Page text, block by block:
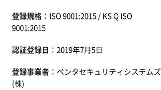
登録規格 ：ISO 9001:2015 / KS Q ISO
9001:2015
認証登録日 ：2019年7月5日
登録事業者 ： ペンタセキュリティシステムズ
(株)